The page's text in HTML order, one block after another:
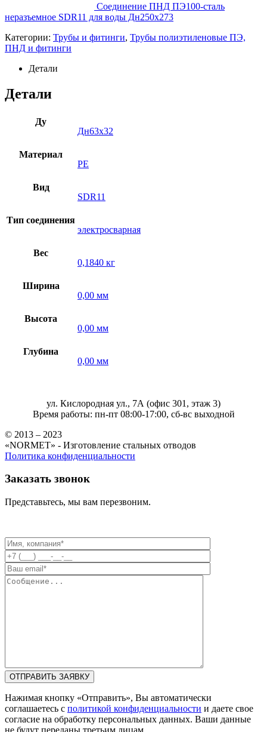
Соединение ПНД ПЭ100-сталь
неразъемное SDR11 для воды Дн250х273
Категории: Трубы и фитинги, Трубы полиэтиленовые ПЭ,
ПНД и фитинги
Детали
Детали
Ду
Дн63х32
Материал
PE
Вид
SDR11
Тип соединения
электросварная
Вес
0,1840 кг
Ширина
0,00 мм
Высота
0,00 мм
Глубина
0,00 мм
ул. Кислородная ул., 7А (офис 301, этаж 3)
Время работы: пн-пт 08:00-17:00, сб-вс выходной
© 2013 – 2023
«NORMET» - Изготовление стальных отводов
Политика конфиденциальности
Заказать звонок
Представьтесь, мы вам перезвоним.
Нажимая кнопку «Отправить», Вы автоматически
соглашаетесь с политикой конфиденциальности и даете свое
согласие на обработку персональных данных. Ваши данные